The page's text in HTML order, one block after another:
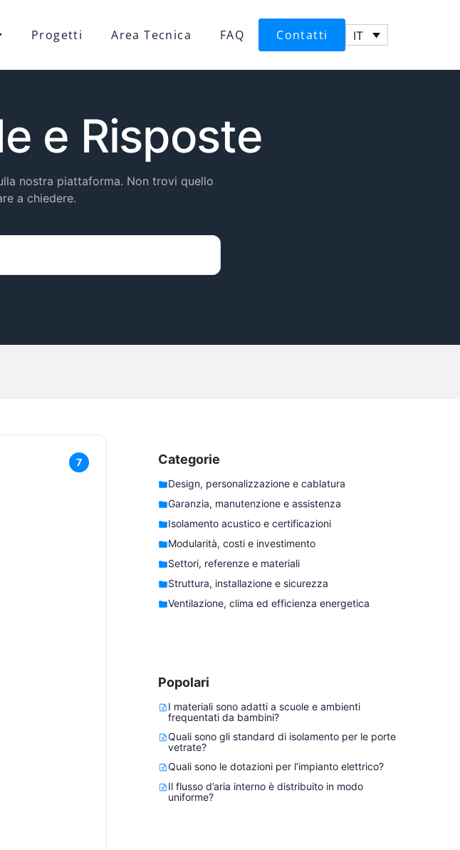
Progetti Area Tecnica FAQ Contatti IT
e Risposte
nostra piattaforma. Non trovi quello
a chiedere.
7 Categorie
Design, personalizzazione e cablatura
Garanzia, manutenzione e assistenza
Isolamento acustico e certificazioni
Modularità, costi e investimento
Settori, referenze e materiali
Struttura, installazione e sicurezza
Ventilazione, clima ed efficienza energetica
Popolari
I materiali sono adatti a scuole e ambienti
frequentati da bambini?
Quali sono gli standard di isolamento per le porte
vetrate?
Quali sono le dotazioni per l’impianto elettrico?
Il flusso d’aria interno è distribuito in modo
uniforme?